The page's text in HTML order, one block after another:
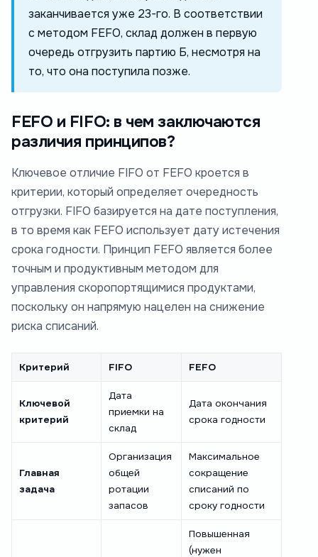
заканчивается уже 23-го. В соответствии
с методом FEFO, склад должен в первую
очередь отгрузить партию Б, несмотря на
то, что она поступила позже.
FEFO и FIFO: в чем заключаются
различия принципов?
Ключевое отличие FIFO от FEFO кроется в
критерии, который определяет очередность
отгрузки. FIFO базируется на дате поступления,
в то время как FEFO использует дату истечения
срока годности. Принцип FEFO является более
точным и продуктивным методом для
управления скоропортящимися продуктами,
поскольку он напрямую нацелен на снижение
риска списаний.
Критерий FIFO FEFO
Ключевой
критерий
Дата
приемки на
склад
Дата окончания
срока годности
Главная
задача
Организация
общей
ротации
запасов
Максимальное
сокращение
списаний по
сроку годности
Повышенная
(нужен